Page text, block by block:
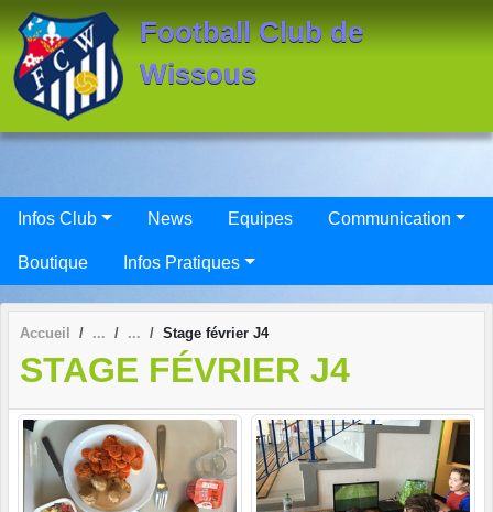
Football Club de
Wissous
Infos Club News Equipes Communication
Boutique Infos Pratiques
Accueil Stage février J4
STAGE FÉVRIER J4
Panneau de gestion des cookies